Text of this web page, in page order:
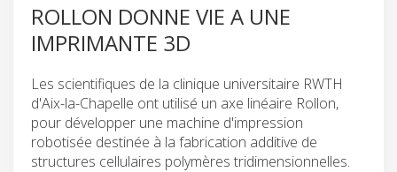
ROLLON DONNE VIE A UNE
IMPRIMANTE 3D
Les scientifiques de la clinique universitaire RWTH
d'Aix-la-Chapelle ont utilisé un axe linéaire Rollon,
pour développer une machine d'impression
robotisée destinée à la fabrication additive de
structures cellulaires polymères tridimensionnelles.